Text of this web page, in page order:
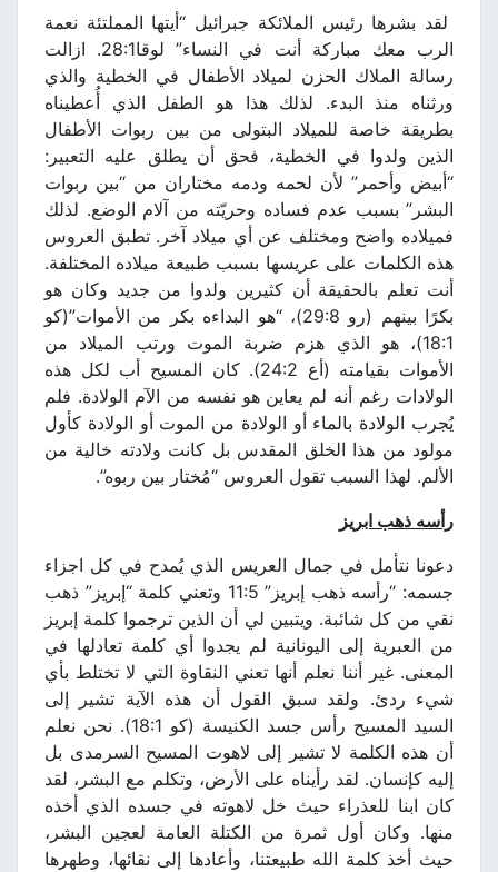
لقد بشرها رئيس الملائكة جبرائيل “أيتها المملتئة نعمة
الرب معك مباركة أنت في النساء” لوقا28:1. ازالت
رسالة الملاك الحزن لميلاد الأطفال في الخطية والذي
ورثناه منذ البدء. لذلك هذا هو الطفل الذي أُعطيناه
بطريقة خاصة للميلاد البتولى من بين ربوات الأطفال
الذين ولدوا في الخطية، فحق أن يطلق عليه التعبير:
“أبيض وأحمر” لأن لحمه ودمه مختاران من “بين ربوات
البشر” بسبب عدم فساده وحريّته من آلام الوضع. لذلك
فميلاده واضح ومختلف عن أي ميلاد آخر. تطبق العروس
هذه الكلمات على عريسها بسبب طبيعة ميلاده المختلفة.
أنت تعلم بالحقيقة أن كثيرين ولدوا من جديد وكان هو
بكرًا بينهم (رو 29:8)، “هو البداءه بكر من الأموات”(كو
18:1)، هو الذي هزم ضربة الموت ورتب الميلاد من
الأموات بقيامته (أع 24:2). كان المسيح أب لكل هذه
الولادات رغم أنه لم يعاين هو نفسه من الآم الولادة. فلم
يُجرب الولادة بالماء أو الولادة من الموت أو الولادة كأول
مولود من هذا الخلق المقدس بل كانت ولادته خالية من
الألم. لهذا السبب تقول العروس “مُختار بين ربوه”.
رأسه ذهب ابريز
دعونا نتأمل في جمال العريس الذي يُمدح في كل اجزاء
جسمه: “رأسه ذهب إبريز” 11:5 وتعني كلمة “إبريز” ذهب
نقي من كل شائبة. ويتبين لي أن الذين ترجموا كلمة إبريز
من العبرية إلى اليونانية لم يجدوا أي كلمة تعادلها في
المعنى. غير أننا نعلم أنها تعني النقاوة التي لا تختلط بأي
شيء ردئ. ولقد سبق القول أن هذه الآية تشير إلى
السيد المسيح رأس جسد الكنيسة (كو 18:1). نحن نعلم
أن هذه الكلمة لا تشير إلى لاهوت المسيح السرمدى بل
إليه كإنسان. لقد رأيناه على الأرض، وتكلم مع البشر، لقد
كان ابنا للعذراء حيث خل لاهوته في جسده الذي أخذه
منها. وكان أول ثمرة من الكتلة العامة لعجين البشر،
حيث أخذ كلمة الله طبيعتنا، وأعادها إلى نقائها، وطهرها